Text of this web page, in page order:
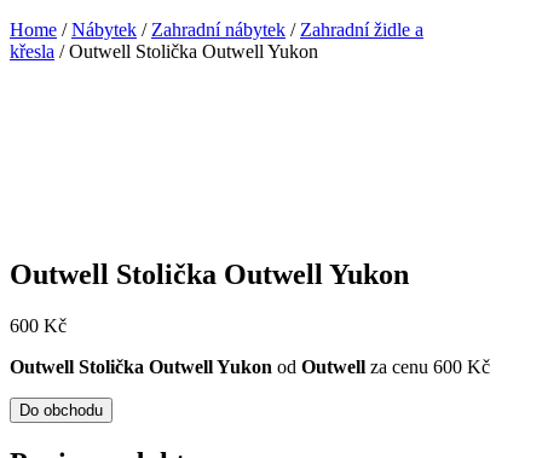
Home /Nábytek / Zahradní nábytek / Zahradní židle a
křesla / Outwell Stolička Outwell Yukon
Outwell Stolička Outwell Yukon
600 Kč
Outwell Stolička Outwell Yukon od Outwell za cenu 600 Kč
Do obchodu